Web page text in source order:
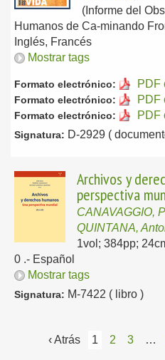
(Informe del
Humanos de Ca-minando
Inglés, Francés
Mostrar tags
Formato electrónico: PDF
Formato electrónico: PDF
Formato electrónico: PDF
Signatura: D-2929 (
Archivos y
perspectiva
CANAVAGGIO,
QUINTANA,
1vol; 384pp;
0 .- Español
Mostrar tags
Signatura: M-7422 ( libro )
‹ Atrás 1 2 3 …